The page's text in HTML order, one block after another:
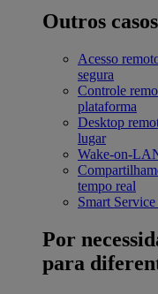
Outros
Acesso
segura
Controle
plataforma
Desktop
lugar
Wake-on-
tempo real
Smart Service
Por
para